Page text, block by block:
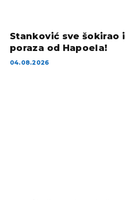
Stanković sve šokirao
poraza od Hapoela!
04.08.2026